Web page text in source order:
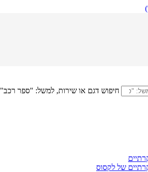
חיפוש דגם או שירות, למשל: "ספר רכב"
של לקסוס